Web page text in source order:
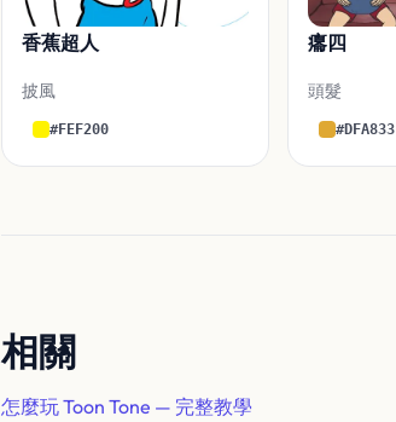
香蕉超人
披風
#FEF200
癟四
頭髮
#DFA833
相關
怎麼玩 Toon Tone — 完整教學